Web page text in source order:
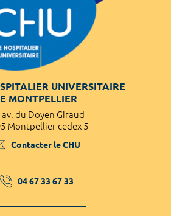
UNIVERSITAIRE
MONTPELLIER
av. du Doyen Giraud
Montpellier cedex 5
Contacter le CHU
04 67 33 67 33